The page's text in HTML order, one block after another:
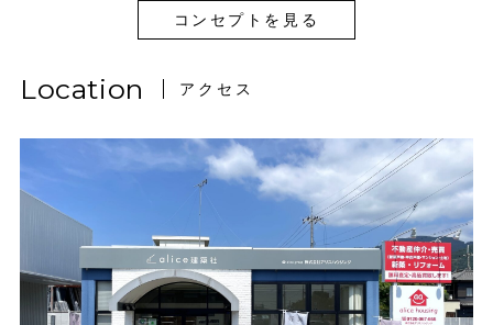
コンセプトを見る
Location アクセス